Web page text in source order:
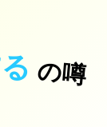
の
噂
て
！